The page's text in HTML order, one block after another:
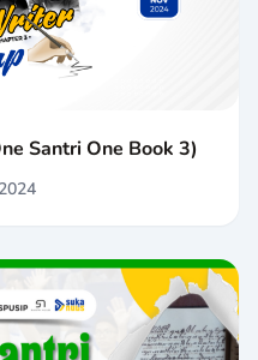
Santri One Book 3)